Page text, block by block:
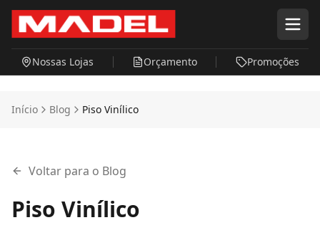
Pular para o conteúdo principal
Nossas Lojas Orçamento Promoções
Início Blog Piso Vinílico
Voltar para o Blog
Piso Vinílico